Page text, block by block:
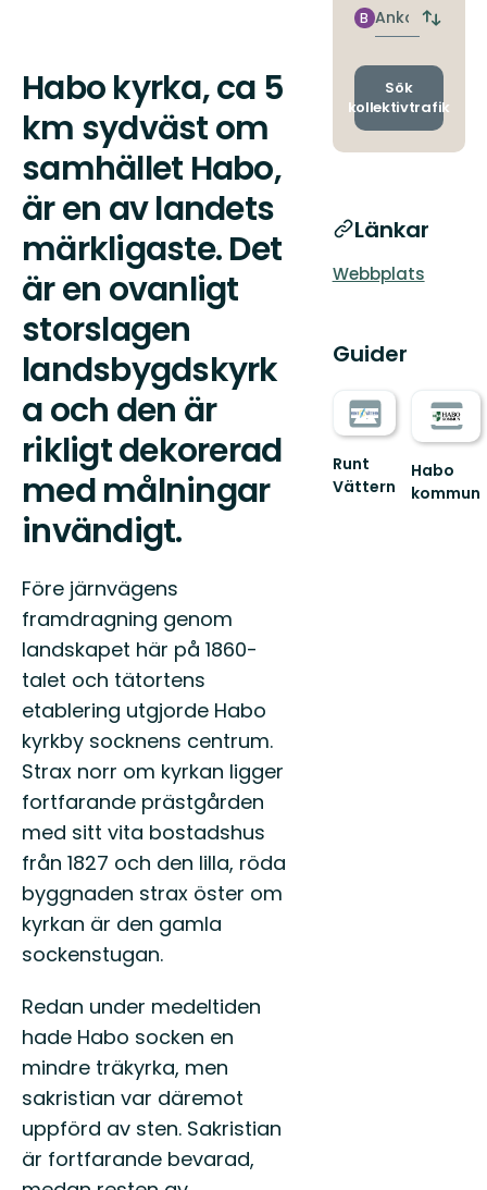
Beskrivning
Habo kyrka, ca 5
km sydväst om
samhället Habo,
är en av landets
märkligaste. Det
är en ovanligt
storslagen
landsbygdskyrk
a och den är
rikligt dekorerad
med målningar
invändigt.
Före järnvägens
framdragning genom
landskapet här på 1860-
talet och tätortens
etablering utgjorde Habo
kyrkby socknens centrum.
Strax norr om kyrkan ligger
fortfarande prästgården
med sitt vita bostadshus
från 1827 och den lilla, röda
byggnaden strax öster om
kyrkan är den gamla
sockenstugan.
Redan under medeltiden
hade Habo socken en
mindre träkyrka, men
sakristian var däremot
uppförd av sten. Sakristian
är fortfarande bevarad,
Ankomst
B
Byt
och
Sök
kollektivtrafik
Länkar
Webbplats
Guider
Runt
Vättern
Habo
kommun